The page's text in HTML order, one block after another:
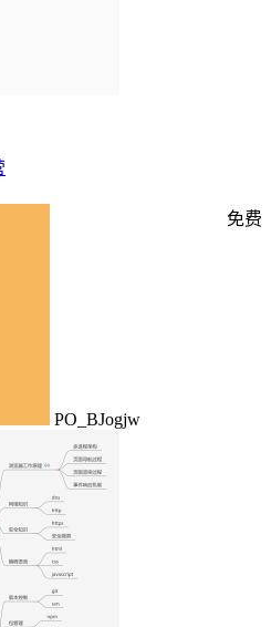
PO_BJogjw
免费